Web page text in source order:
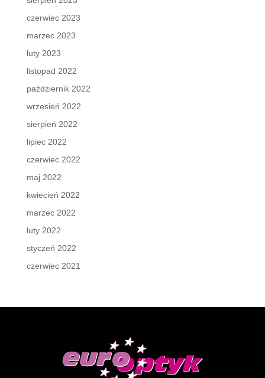
czerwiec 2023
marzec 2023
luty 2023
listopad 2022
październik 2022
wrzesień 2022
sierpień 2022
lipiec 2022
czerwiec 2022
maj 2022
kwiecień 2022
marzec 2022
luty 2022
styczeń 2022
czerwiec 2021